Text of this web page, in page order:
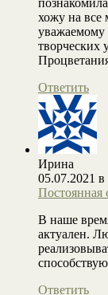
хожу на все
уважаемому
творческих
Ответить
Ирина
05.07.2021
Постоянная
В наше
актуален.
Ответить